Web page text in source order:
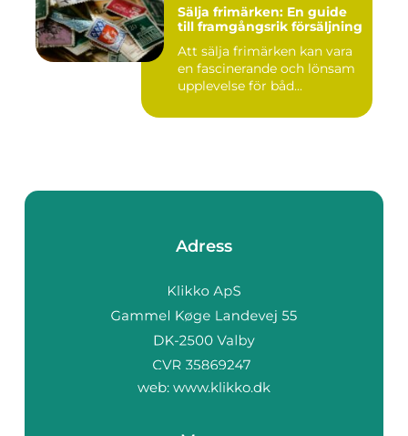
Sälja frimärken: En guide
till framgångsrik försäljning
Att sälja frimärken kan vara
en fascinerande och lönsam
upplevelse för båd...
Adress
web: www.klikko.dk